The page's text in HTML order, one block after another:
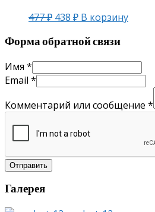
477₽ 438 ₽ В корзину
Форма обратной связи
Имя *
Email *
Комментарий или сообщение *
Отправить
Галерея